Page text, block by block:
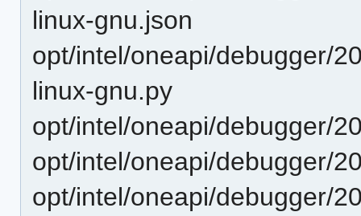
linux-gnu.json
opt/intel/oneapi/debugger/
linux-gnu.py
opt/intel/oneapi/debugger/
opt/intel/oneapi/debugger/
opt/intel/oneapi/debugger/